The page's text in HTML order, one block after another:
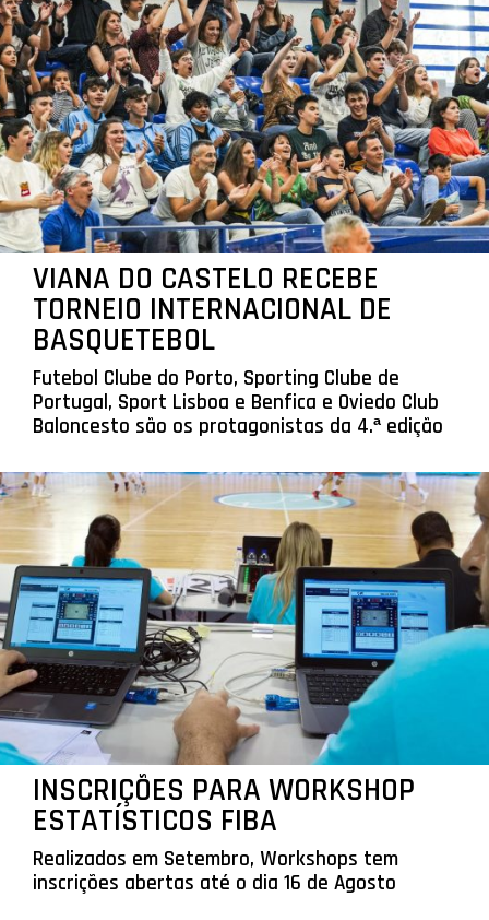
VIANA DO CASTELO RECEBE
TORNEIO INTERNACIONAL DE
BASQUETEBOL
Futebol Clube do Porto, Sporting Clube de
Portugal, Sport Lisboa e Benfica e Oviedo Club
Baloncesto são os protagonistas da 4.ª edição
INSCRIÇÕES PARA WORKSHOP
ESTATÍSTICOS FIBA
Realizados em Setembro, Workshops tem
inscrições abertas até o dia 16 de Agosto